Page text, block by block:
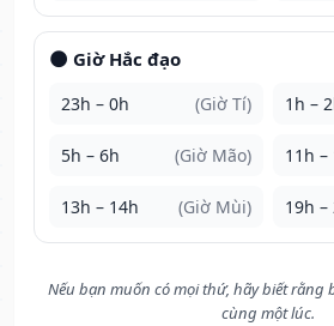
🌑 Giờ Hắc đạo
23h – 0h (Giờ Tí) 1h –
5h – 6h (Giờ Mão) 11h –
13h – 14h (Giờ Mùi) 19h –
Nếu bạn muốn có mọi thứ, hãy biết rằng
cùng một lúc.